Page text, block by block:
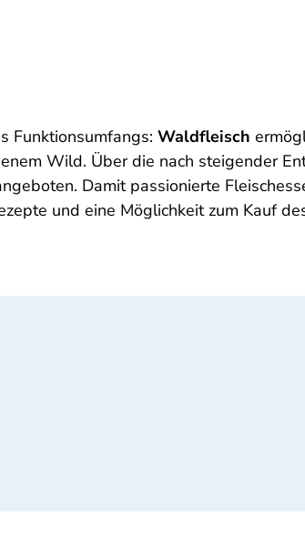
Funktionsumfangs: Waldfleisch
Wild. Über die nach steigender
Damit passionierte
und eine Möglichkeit zum Kauf